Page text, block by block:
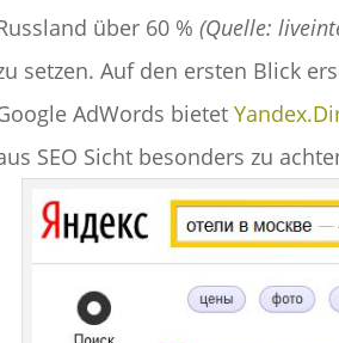
über 60 %(Quelle:
setzen. Auf den ersten Blick
AdWords bietet
SEO Sicht besonders zu